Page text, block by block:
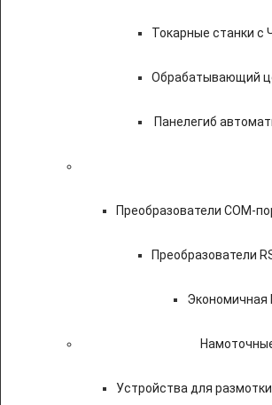
Токарные станки с
Обрабатывающий
Панелегиб
Преобразователи COM-
Преобразователи
Экономичная
Устройства для